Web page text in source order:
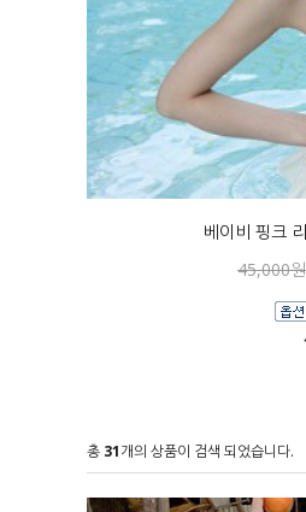
베이비 핑크
45,000원
총 31개의 상품이 검색 되었습니다.